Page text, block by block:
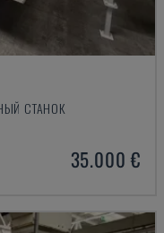
СТАНОК
35.000 €